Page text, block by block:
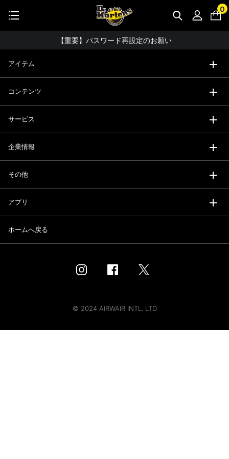
0
公式アプリで最大3,000円バック！
【重要】パスワード再設定のお願い
お友達にポイントをプレゼントできる機能が新登場！
ドクターマーチン公式アプリをダウンロード！
コーディネート詳細 TOPへ
アイテム
コンテンツ
サービス
企業情報
その他
アプリ
ホームへ戻る
© 2024 AIRWAIR INTL. LTD